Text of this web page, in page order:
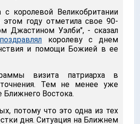
с королевой Великобритании
этом году отметила свое 90-
Джастином Уэлби", - сказал
поздравлял королеву с днем
и помощи Божией в ее
визита патриарха в
Тем не менее уже
Ближнего Востока.
потому что это одна из тех
дня. Ситуация на Ближнем